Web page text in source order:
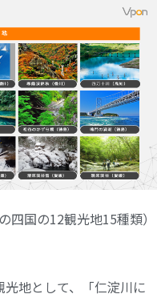
四国の12観光地15種類）
地として、「仁淀川に